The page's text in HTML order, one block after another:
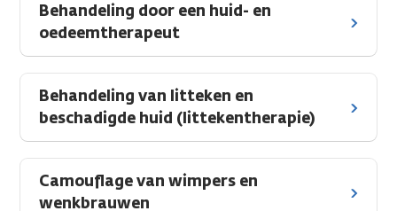
Behandeling door een huid- en
oedeemtherapeut
Behandeling van litteken en
beschadigde huid (littekentherapie)
Camouflage van wimpers en
wenkbrauwen